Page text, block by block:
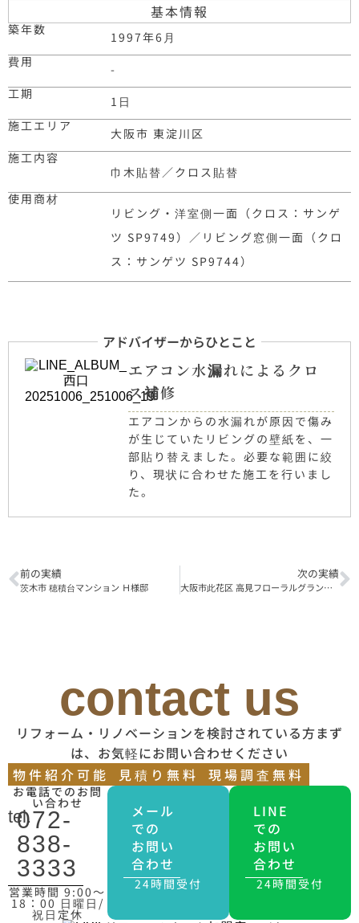
基本情報
築年数
1997年6月
費用
-
工期
1日
施工エリア
大阪市 東淀川区
施工内容
巾木貼替／クロス貼替
使用商材
リビング・洋室側一面（クロス：サンゲ
ツ SP9749）／リビング窓側一面（クロ
ス：サンゲツ SP9744）
アドバイザーからひとこと
エアコン水漏れによるクロ
ス補修
エアコンからの水漏れが原因で傷み
が生じていたリビングの壁紙を、一
部貼り替えました。必要な範囲に絞
り、現状に合わせた施工を行いまし
た。
前の実績
茨木市 穂積台マンション Ｈ様邸
次の実績
大阪市此花区 高見フローラルグランコート
contact us
リフォーム・リノベーションを検討されている方まず
は、お気軽にお問い合わせください
物件紹介可能
見積り無料 現場調査無料
お電話でのお問
い合わせ
tel.
072-
838-
3333
営業時間 9:00〜
18：00 日曜日/
祝日定休
メール
での
お問い
合わせ
24時間受付
LINE
での
お問い
合わせ
24時間受付